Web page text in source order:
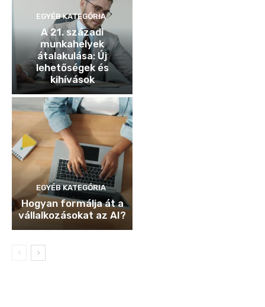
EGYÉB KATEGÓRIA
A 21. századi
munkahelyek
átalakulása: Új
lehetőségek és
kihívások
EGYÉB KATEGÓRIA
Hogyan formálja át a
vállalkozásokat az AI?